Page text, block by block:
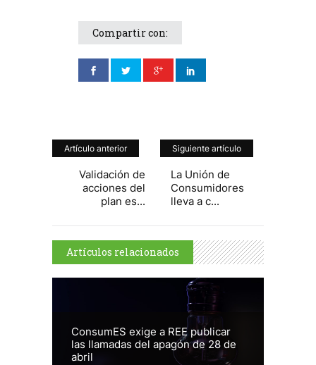
Compartir con:
Artículo anterior
Validación de
acciones del
plan es...
Siguiente artículo
La Unión de
Consumidores
lleva a c...
Artículos relacionados
ConsumES exige a REE publicar
las llamadas del apagón de 28 de
abril